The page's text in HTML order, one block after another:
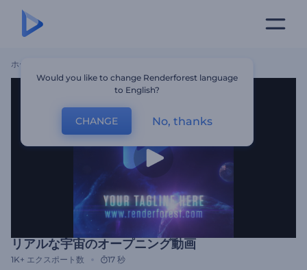
ホーム
リアルな宇宙のオープニング動画
1K+ エクスポート数 17 秒
Would you like to change Renderforest language
to English?
CHANGE No, thanks